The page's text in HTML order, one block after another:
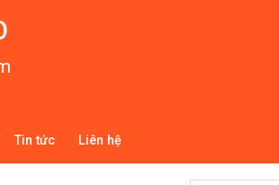
Tin tức Liên hệ